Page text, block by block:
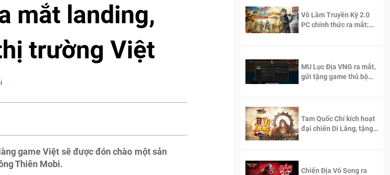
mắt landing,
trường Việt
game Việt sẽ được đón chào một sản
Thiên Mobi.
Võ Lâm Truyền Kỳ 2.0
PC chính thức ra mắt:
MU Lục Địa VNG ra mắt,
gửi tặng game thủ bộ
Tam Quốc Chí kích hoạt
đại chiến Di Lăng, tặng
Chiến Địa Vô Song ra